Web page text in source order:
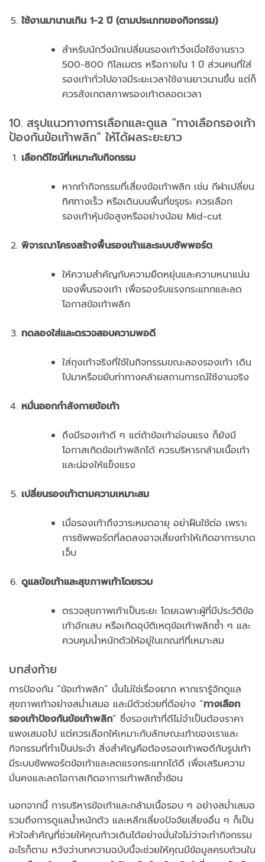
ใช้งานมานานเกิน 1-2 ปี (ตามประเภทของกิจกรรม)
สำหรับนักวิ่งมักเปลี่ยนรองเท้าวิ่งเมื่อใช้งานราว
500-800 กิโลเมตร หรือภายใน 1 ปี ส่วนคนที่ใส่
รองเท้าทั่วไปอาจมีระยะเวลาใช้งานยาวนานขึ้น แต่ก็
ควรสังเกตสภาพรองเท้าตลอดเวลา
10. สรุปแนวทางการเลือกและดูแล “ทางเลือกรองเท้า
ป้องกันข้อเท้าพลิก” ให้ได้ผลระยะยาว
เลือกดีไซน์ที่เหมาะกับกิจกรรม
หากทำกิจกรรมที่เสี่ยงข้อเท้าพลิก เช่น กีฬาเปลี่ยน
ทิศทางเร็ว หรือเดินบนพื้นที่ขรุขระ ควรเลือก
รองเท้าหุ้มข้อสูงหรืออย่างน้อย Mid-cut
พิจารณาโครงสร้างพื้นรองเท้าและระบบซัพพอร์ต
ให้ความสำคัญกับความยืดหยุ่นและความหนาแน่น
ของพื้นรองเท้า เพื่อรองรับแรงกระแทกและลด
โอกาสข้อเท้าพลิก
ทดลองใส่และตรวจสอบความพอดี
ใส่ถุงเท้าจริงที่ใช้ในกิจกรรมขณะลองรองเท้า เดิน
ไปมาหรือขยับท่าทางคล้ายสถานการณ์ใช้งานจริง
หมั่นออกกำลังกายข้อเท้า
ถึงมีรองเท้าดี ๆ แต่ถ้าข้อเท้าอ่อนแรง ก็ยังมี
โอกาสเกิดข้อเท้าพลิกได้ ควรบริหารกล้ามเนื้อเท้า
และน่องให้แข็งแรง
เปลี่ยนรองเท้าตามความเหมาะสม
เมื่อรองเท้าถึงวาระหมดอายุ อย่าฝืนใช้ต่อ เพราะ
การซัพพอร์ตที่ลดลงอาจเสี่ยงทำให้เกิดอาการบาด
เจ็บ
ดูแลข้อเท้าและสุขภาพเท้าโดยรวม
ตรวจสุขภาพเท้าเป็นระยะ โดยเฉพาะผู้ที่มีประวัติข้อ
เท้าอักเสบ หรือเกิดอุบัติเหตุข้อเท้าพลิกซ้ำ ๆ และ
ควบคุมน้ำหนักตัวให้อยู่ในเกณฑ์ที่เหมาะสม
บทส่งท้าย
การป้องกัน “ข้อเท้าพลิก” นั้นไม่ใช่เรื่องยาก หากเรารู้จักดูแล
สุขภาพเท้าอย่างสม่ำเสมอ และมีตัวช่วยที่ดีอย่าง “ทางเลือก
รองเท้าป้องกันข้อเท้าพลิก” ซึ่งรองเท้าที่ดีไม่จำเป็นต้องราคา
แพงเสมอไป แต่ควรเลือกให้เหมาะกับลักษณะเท้าของเราและ
กิจกรรมที่ทำเป็นประจำ สิ่งสำคัญคือต้องรองเท้าพอดีกับรูปเท้า
มีระบบซัพพอร์ตข้อเท้าและลดแรงกระแทกได้ดี เพื่อเสริมความ
มั่นคงและลดโอกาสเกิดอาการเท้าพลิกซ้ำซ้อน
นอกจากนี้ การบริหารข้อเท้าและกล้ามเนื้อรอบ ๆ อย่างสม่ำเสมอ
รวมถึงการดูแลน้ำหนักตัว และหลีกเลี่ยงปัจจัยเสี่ยงอื่น ๆ ก็เป็น
หัวใจสำคัญที่ช่วยให้คุณก้าวเดินได้อย่างมั่นใจไม่ว่าจะทำกิจกรรม
อะไรก็ตาม หวังว่าบทความฉบับนี้จะช่วยให้คุณมีข้อมูลครบถ้วนใน